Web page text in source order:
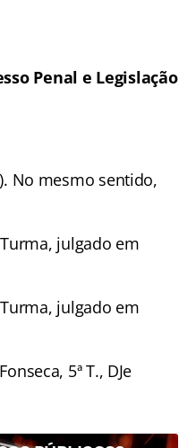
Penal e Legislação
No mesmo sentido,
julgado em
julgado em
5ª T., DJe